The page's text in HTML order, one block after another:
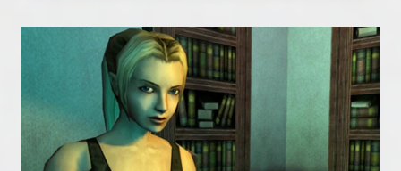
NA
EPICU
–
DEN
9.